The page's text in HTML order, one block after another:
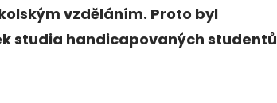
vzděláním. Proto byl
studia handicapovaných studentů